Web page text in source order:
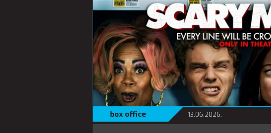
box office 13.06.2026.